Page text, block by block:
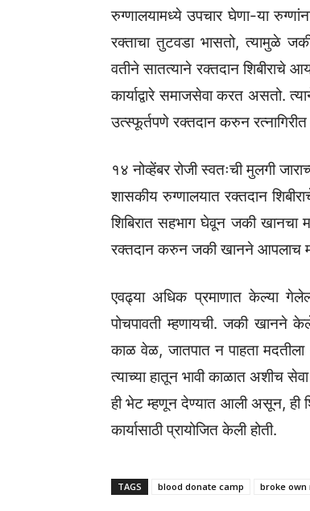
रुग्णालयामध्ये उपचार घेणा-या
रक्ताचा तुटवडा भासतो, त्यामुळे
वतीने सातत्याने रक्तदान शिबीराचे
कार्याद्वारे समाजसेवा करत असतो.
उत्स्फूर्तपणे रक्तदान करुन रत्नागिरीत
१४ नोव्हेंबर रोजी स्वतःची मुलगी
शासकीय रुग्णालयात रक्तदान
शिबिरात सहभाग घेवून जकी खानचा
रक्तदान करुन जकी खानने आपलाच
एवढ्या अधिक प्रमाणात केल्या
पोचपावती म्हणायची. जकी खानने
काळ वेळ, जातपात न पाहता मदतीला
त्याच्या हातून भावी काळात अशीच
ही भेट म्हणून देण्यात आली असून, ही
कार्यासाठी प्रायोजित केली होती.
TAGS blood donate camp broke own